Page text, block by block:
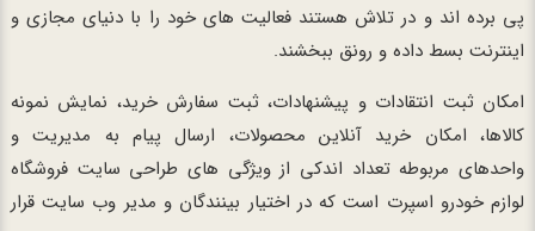
پی برده اند و در تلاش هستند فعالیت های خود را با دنیای مجازی و
اینترنت بسط داده و رونق ببخشند.
امکان ثبت انتقادات و پیشنهادات، ثبت سفارش خرید، نمایش نمونه
کالاها، امکان خرید آنلاین محصولات، ارسال پیام به مدیریت و
واحدهای مربوطه تعداد اندکی از ویژگی های طراحی سایت فروشگاه
لوازم خودرو اسپرت است که در اختیار بینندگان و مدیر وب سایت قرار